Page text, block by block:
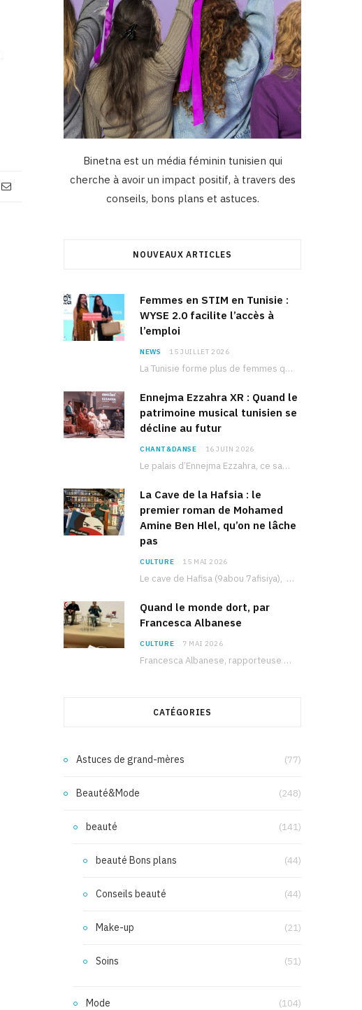
Binetna est un média féminin tunisien qui
cherche à avoir un impact positif, à travers des
conseils, bons plans et astuces.
NOUVEAUX ARTICLES
Femmes en STIM en Tunisie :
WYSE 2.0 facilite l’accès à
l’emploi
NEWS 15 JUILLET 2026
La Tunisie forme plus de femmes que d’hommes dans les filières scientifiques. Pourtant, pour beaucoup…
Ennejma Ezzahra XR : Quand le
patrimoine musical tunisien se
décline au futur
CHANT&DANSE 16 JUIN 2026
Le palais d’Ennejma Ezzahra, ce sanctuaire de la musique tunisienne et méditerranéenne construit par le…
La Cave de la Hafsia : le
premier roman de Mohamed
Amine Ben Hlel, qu’on ne lâche
pas
CULTURE 15 MAI 2026
Le cave de Hafisa (9abou 7afisiya), premier roman du journaliste tunisien Mohamed Amine Ben Hlel,…
Quand le monde dort, par
Francesca Albanese
CULTURE 7 MAI 2026
Francesca Albanese, rapporteuse spéciale de l’ONU sur les territoires palestiniens occupés, était à Tunis pour…
CATÉGORIES
Astuces de grand-mères (77)
Beauté&Mode (248)
beauté (141)
beauté Bons plans (44)
Conseils beauté (44)
Make-up (21)
Soins (51)
Mode (104)